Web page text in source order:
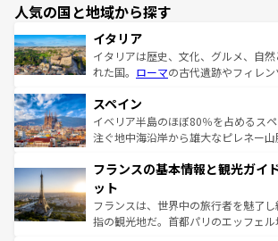
人気の国と地域から探す
イタリア
イタリアは歴史、文化、グルメ、自
れた国。 ローマの古代遺跡やフィレ
ろん、トスカーナの美しい田園風景や
景など、自然景観も見逃せない。観
ピザやパスタなど、絶品のイタリア
ませてくれるイタリアで、忘れられな
なお、新着のイタリア情報は
しい。
スペイン
イベリア半島のほぼ80％を占めるス
注ぐ地中海沿岸から雄大なピレネー
文化が根付くこの国では、情熱的なフ
れる闘牛、そして美味しいタパスが生
る。首都マドリードの洗練された雰
アートに溢れた街角から、地方では
フランスの基本情報と観光ガイ
ット
フランスは、世界中の旅行者を魅了
指の観光地だ。首都パリのエッフェ